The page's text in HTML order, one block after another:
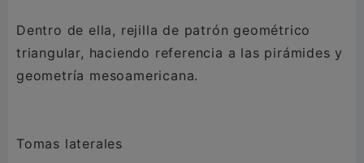
Dentro de ella, rejilla de patrón geométrico
triangular, haciendo referencia a las pirámides y
geometría mesoamericana.
Tomas laterales